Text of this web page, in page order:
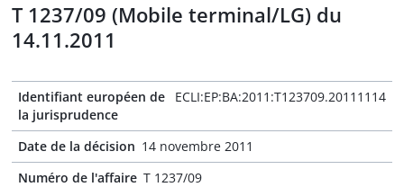
T 1237/09 (Mobile terminal/LG) du
14.11.2011
Identifiant européen de
la jurisprudence
ECLI:EP:BA:2011:T123709.20111114
Date de la décision 14 novembre 2011
Numéro de l'affaire T 1237/09